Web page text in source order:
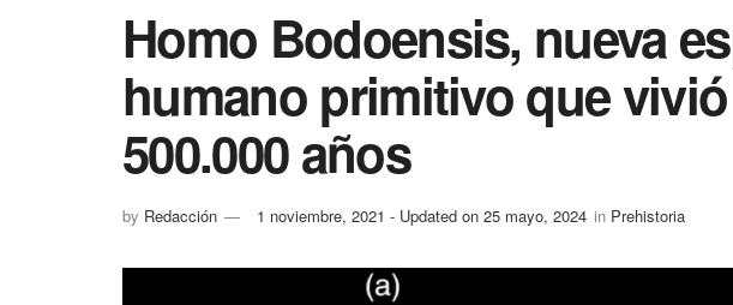
Homo Bodoensis, nueva
humano primitivo que
500.000 años
by Redacción 1 noviembre, 2021 - Updated on 25 mayo, 2024 in Prehistoria